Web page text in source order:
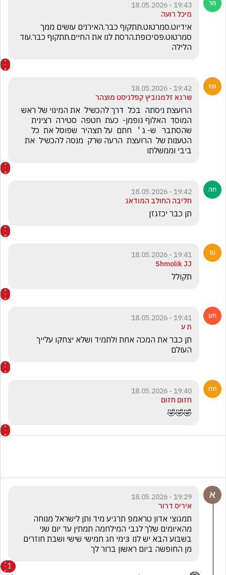
19:43 - 18.05.2026
מיכל רועה
הלילה
19:42 - 18.05.2026
שרגא זלמנוביץ קפלניסט מוצהר
ביבי וממשלתו
19:42 - 18.05.2026
חליבה החולב המודאג
תן כבר יכזגזן
19:41 - 18.05.2026
Shmolik JJ
תקולל
19:41 - 18.05.2026
ת ע
העולם
19:40 - 18.05.2026
חזום חזום
🤣🤣🤣
19:29 - 18.05.2026
איריס דרור
מן החופשה ביום ראשון ברור לך
1